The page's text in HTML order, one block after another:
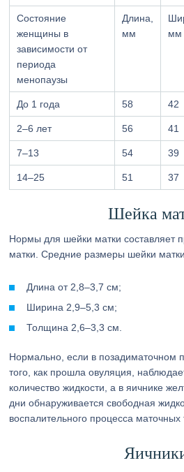
Состояние
женщины в
зависимости от
периода
менопаузы
Длина,
мм
мм
До 1 года 58 42
2–6 лет 56 41
7–13 54 39
14–25 51 37
Шейка
Нормы для шейки матки составляет
матки. Средние размеры шейки
Длина от 2,8–3,7 см;
Ширина 2,9–5,3 см;
Толщина 2,6–3,3 см.
Нормально, если в позадиматочном
того, как прошла овуляция,
количество жидкости, а в яичнике
дни обнаруживается свободная
воспалительного процесса маточных